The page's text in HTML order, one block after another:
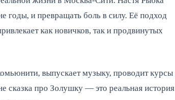
годы, и превращать боль в силу. Её подход
как новичков, так и продвинутых
выпускает музыку, проводит курсы
сказка про Золушку — это реальная история